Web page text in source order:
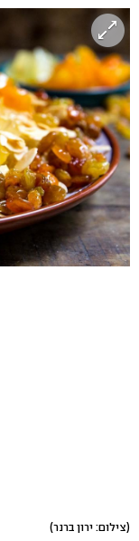
(צילום: ירון ברנר)